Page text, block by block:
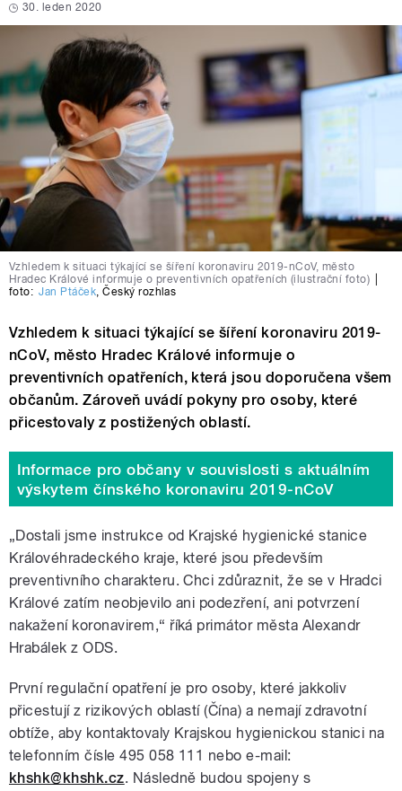
30. leden 2020
Vzhledem k situaci týkající se šíření koronaviru 2019-nCoV, město
Hradec Králové informuje o preventivních opatřeních (ilustrační foto)
foto: Jan Ptáček,Český rozhlas
Vzhledem k situaci týkající se šíření koronaviru 2019-
nCoV, město Hradec Králové informuje o
preventivních opatřeních, která jsou doporučena všem
občanům. Zároveň uvádí pokyny pro osoby, které
přicestovaly z postižených oblastí.
Informace pro občany v souvislosti s aktuálním
výskytem čínského koronaviru 2019-nCoV
„Dostali jsme instrukce od Krajské hygienické stanice
Královéhradeckého kraje, které jsou především
preventivního charakteru. Chci zdůraznit, že se v Hradci
Králové zatím neobjevilo ani podezření, ani potvrzení
nakažení koronavirem,“ říká primátor města Alexandr
Hrabálek z ODS.
První regulační opatření je pro osoby, které jakkoliv
přicestují z rizikových oblastí (Čína) a nemají zdravotní
obtíže, aby kontaktovaly Krajskou hygienickou stanici na
telefonním čísle 495 058 111 nebo e-mail:
khshk@khshk.cz. Následně budou spojeny s